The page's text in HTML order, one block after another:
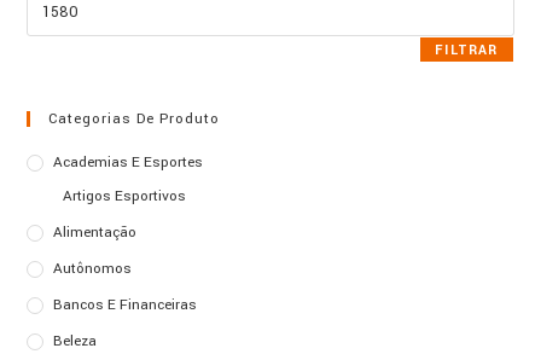
FILTRAR
Categorias De Produto
Academias E Esportes
Artigos Esportivos
Alimentação
Autônomos
Bancos E Financeiras
Beleza